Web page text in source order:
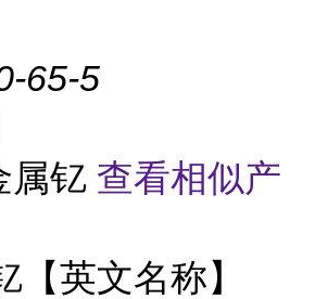
65-5
属钇 查看相似产
【英文名称】